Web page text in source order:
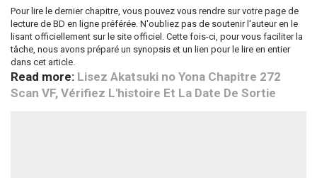
Pour lire le dernier chapitre, vous pouvez vous rendre sur votre page de
lecture de BD en ligne préférée. N'oubliez pas de soutenir l'auteur en le
lisant officiellement sur le site officiel. Cette fois-ci, pour vous faciliter la
tâche, nous avons préparé un synopsis et un lien pour le lire en entier
dans cet article.
Read more: Lisez Akatsuki no Yona Chapitre 272
Scan VF, Vérifiez L'histoire Et La Date De Sortie